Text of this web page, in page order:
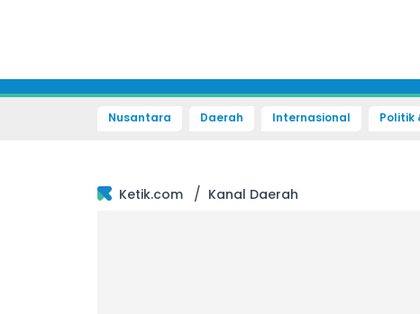
Nusantara Daerah Internasional Politik
Ketik.com / Kanal Daerah